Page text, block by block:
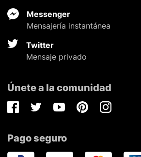
Messenger
Mensajería instantánea
Twitter
Mensaje privado
Únete a la comunidad
FacebookTwitterYoutubePinterestInstagram
Pago seguro